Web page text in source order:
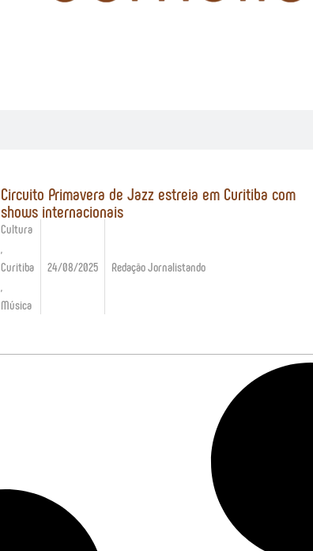
Circuito Primavera de Jazz estreia em Curitiba com
shows internacionais
Cultura
Curitiba
Música
24/08/2025 Redação Jornalistando